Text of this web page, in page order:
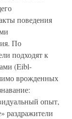
поведения
По
подходят к
(Eibl-
врожденных
опыт,
раздражители